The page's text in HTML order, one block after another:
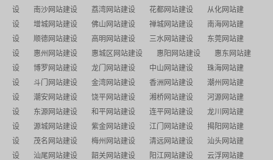
设
南沙网站建设 荔湾网站建设 花都网站建设
从化网站建
设
增城网站建设 佛山网站建设 禅城网站建设
南海网站建
设
顺德网站建设 高明网站建设 三水网站建设
东莞网站建
设
惠州网站建设 惠城区网站建设 惠阳网站建设
惠东网站建
设
博罗网站建设 龙门网站建设 中山网站建设
珠海网站建
设
斗门网站建设 金湾网站建设 香洲网站建设
潮州网站建
设
潮安网站建设 饶平网站建设 湘桥网站建设
河源网站建
设
东源网站建设 和平网站建设 连平网站建设
龙川网站建
设
源城网站建设 紫金网站建设 江门网站建设
揭阳网站建
设
茂名网站建设 梅州网站建设 清远网站建设
汕头网站建
设
汕尾网站建设 韶关网站建设 阳江网站建设 云浮网站建